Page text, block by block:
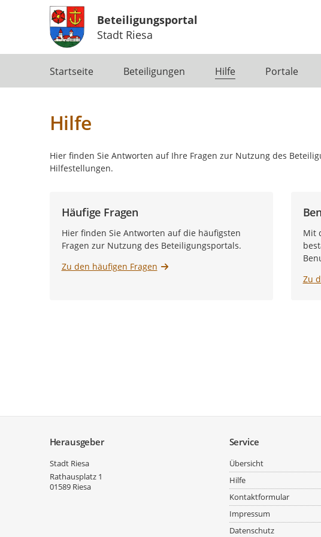
Beteiligungsportal
Stadt Riesa
Startseite Beteiligungen Hilfe Portale
Hilfe
Hier finden Sie Antworten auf Ihre Fragen zur Nutzung des
Hilfestellungen.
Häufige Fragen
Hier finden Sie Antworten auf die häufigsten
Fragen zur Nutzung des Beteiligungsportals.
Zu den häufigen Fragen
Mit
Zu
Herausgeber
Stadt Riesa
Rathausplatz 1
01589 Riesa
Service
Übersicht
Hilfe
Kontaktformular
Impressum
Datenschutz